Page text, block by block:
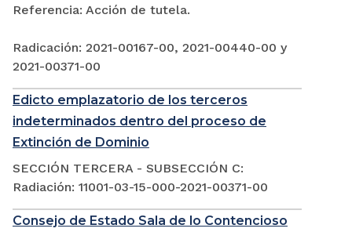
Referencia: Acción de tutela.
Radicación: 2021-00167-00, 2021-00440-00 y
2021-00371-00
Edicto emplazatorio de los terceros
indeterminados dentro del proceso de
Extinción de Dominio
SECCIÓN TERCERA - SUBSECCIÓN C:
Radiación: 11001-03-15-000-2021-00371-00
Consejo de Estado Sala de lo Contencioso